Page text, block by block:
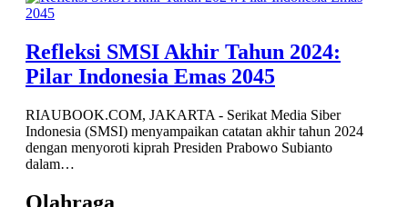
Refleksi SMSI Akhir Tahun 2024:
Pilar Indonesia Emas 2045
RIAUBOOK.COM, JAKARTA - Serikat Media Siber
Indonesia (SMSI) menyampaikan catatan akhir tahun 2024
dengan menyoroti kiprah Presiden Prabowo Subianto
dalam…
Olahraga